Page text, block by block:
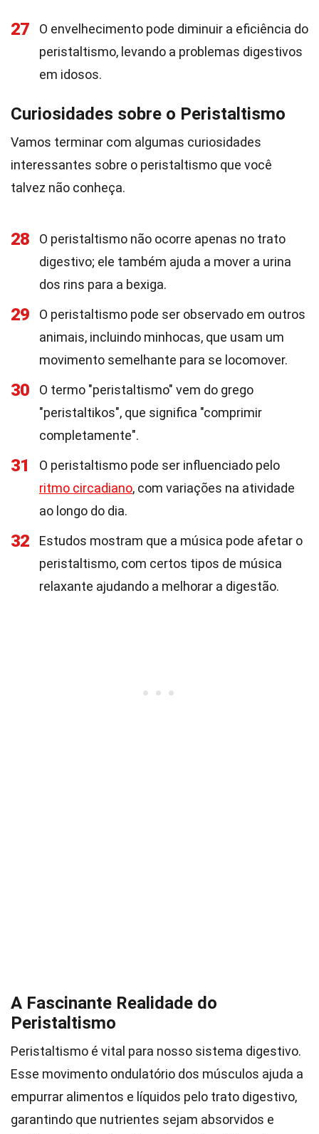
27
O envelhecimento pode diminuir a eficiência do
peristaltismo, levando a problemas digestivos
em idosos.
Curiosidades sobre o Peristaltismo
Vamos terminar com algumas curiosidades
interessantes sobre o peristaltismo que você
talvez não conheça.
28
O peristaltismo não ocorre apenas no trato
digestivo; ele também ajuda a mover a urina
dos rins para a bexiga.
29
O peristaltismo pode ser observado em outros
animais, incluindo minhocas, que usam um
movimento semelhante para se locomover.
30
O termo "peristaltismo" vem do grego
"peristaltikos", que significa "comprimir
completamente".
31
O peristaltismo pode ser influenciado pelo
ritmo circadiano, com variações na atividade
ao longo do dia.
32
Estudos mostram que a música pode afetar o
peristaltismo, com certos tipos de música
relaxante ajudando a melhorar a digestão.
A Fascinante Realidade do
Peristaltismo
Peristaltismo é vital para nosso sistema digestivo.
Esse movimento ondulatório dos músculos ajuda a
empurrar alimentos e líquidos pelo trato digestivo,
garantindo que nutrientes sejam absorvidos e